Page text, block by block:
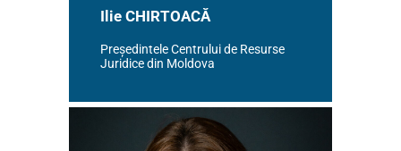
Ilie CHIRTOACĂ
Președintele Centrului de Resurse
Juridice din Moldova